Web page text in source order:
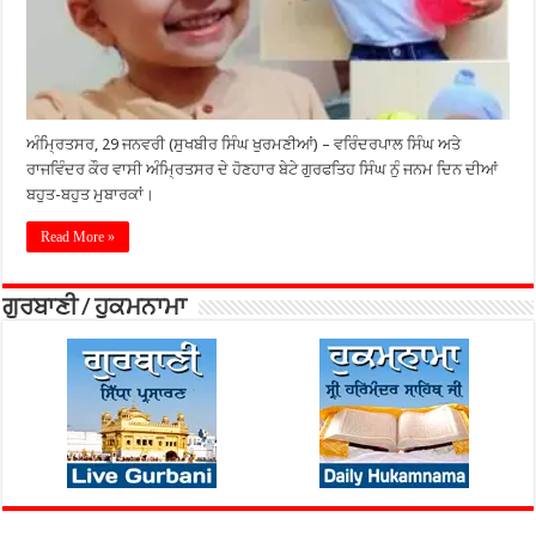
ਅੰਮ੍ਰਿਤਸਰ, 29 ਜਨਵਰੀ (ਸੁਖਬੀਰ ਸਿੰਘ ਖੁਰਮਣੀਆਂ) – ਵਰਿੰਦਰਪਾਲ ਸਿੰਘ ਅਤੇ
ਰਾਜਵਿੰਦਰ ਕੌਰ ਵਾਸੀ ਅੰਮ੍ਰਿਤਸਰ ਦੇ ਹੋਣਹਾਰ ਬੇਟੇ ਗੁਰਫਤਿਹ ਸਿੰਘ ਨੁੰ ਜਨਮ ਦਿਨ ਦੀਆਂ
ਬਹੁਤ-ਬਹੁਤ ਮੁਬਾਰਕਾਂ।
Read More »
ਗੁਰਬਾਣੀ / ਹੁਕਮਨਾਮਾ